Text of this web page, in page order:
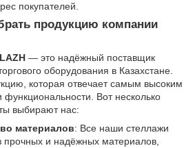
покупателей.
продукцию компании
— это надёжный поставщик
оборудования в Казахстане.
которая отвечает самым высоким
функциональности. Вот несколько
выбирают нас:
материалов: Все наши стеллажи
прочных и надёжных материалов,